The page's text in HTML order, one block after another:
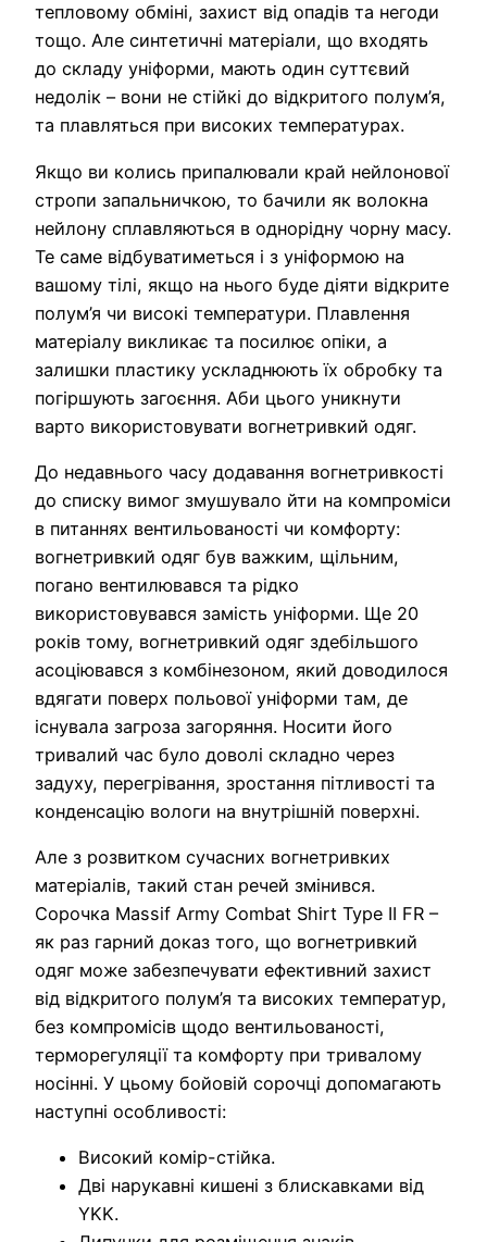
тепловому обміні, захист від опадів та негоди
тощо. Але синтетичні матеріали, що входять
до складу уніформи, мають один суттєвий
недолік – вони не стійкі до відкритого полум’я,
та плавляться при високих температурах.
Якщо ви колись припалювали край нейлонової
стропи запальничкою, то бачили як волокна
нейлону сплавляються в однорідну чорну масу.
Те саме відбуватиметься і з уніформою на
вашому тілі, якщо на нього буде діяти відкрите
полум’я чи високі температури. Плавлення
матеріалу викликає та посилює опіки, а
залишки пластику ускладнюють їх обробку та
погіршують загоєння. Аби цього уникнути
варто використовувати вогнетривкий одяг.
До недавнього часу додавання вогнетривкості
до списку вимог змушувало йти на компроміси
в питаннях вентильованості чи комфорту:
вогнетривкий одяг був важким, щільним,
погано вентилювався та рідко
використовувався замість уніформи. Ще 20
років тому, вогнетривкий одяг здебільшого
асоціювався з комбінезоном, який доводилося
вдягати поверх польової уніформи там, де
існувала загроза загоряння. Носити його
тривалий час було доволі складно через
задуху, перегрівання, зростання пітливості та
конденсацію вологи на внутрішній поверхні.
Але з розвитком сучасних вогнетривких
матеріалів, такий стан речей змінився.
Сорочка Massif Army Combat Shirt Type II FR –
як раз гарний доказ того, що вогнетривкий
одяг може забезпечувати ефективний захист
від відкритого полум’я та високих температур,
без компромісів щодо вентильованості,
терморегуляції та комфорту при тривалому
носінні. У цьому бойовій сорочці допомагають
наступні особливості:
Високий комір-стійка.
Дві нарукавні кишені з блискавками від
YKK.